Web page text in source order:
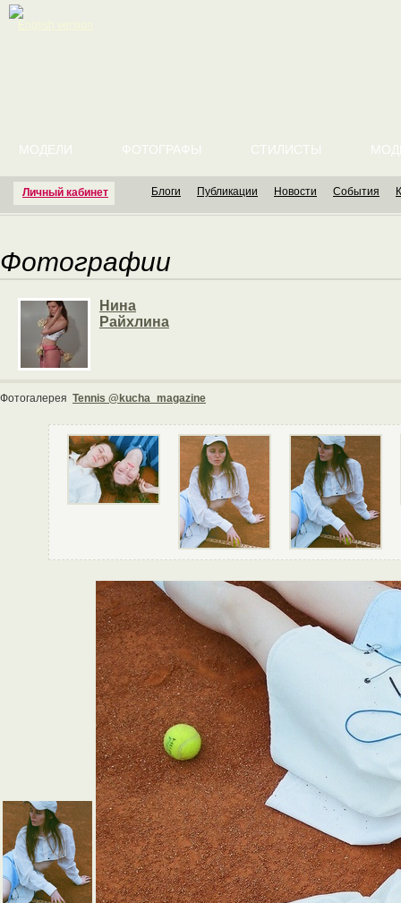
Личный кабинет
МОДЕЛИ ФОТОГРАФЫ СТИЛИСТЫ
Блоги Публикации Новости События
Фотографии
Нина
Райхлина
Фотогалерея Tennis @kucha_magazine